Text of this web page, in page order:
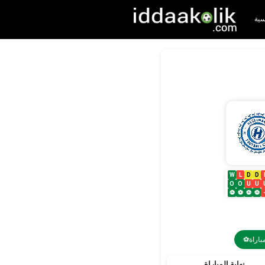
W
O
⚽
L
O
⚽
D
U
⚽
D
U
⚽